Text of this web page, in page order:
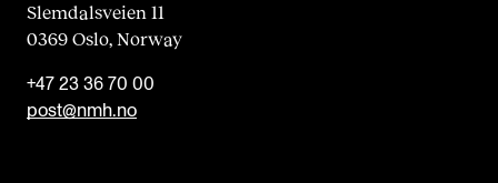
Slemdalsveien 11
0369 Oslo, Norway
+47 23 36 70 00
post@nmh.no